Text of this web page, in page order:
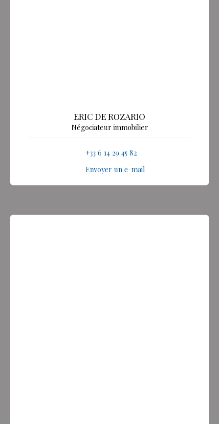
ERIC DE ROZARIO
Négociateur immobilier
+33 6 14 29 45 82
Envoyer un e-mail